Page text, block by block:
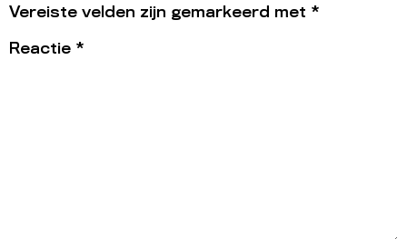
Vereiste velden zijn gemarkeerd met *
Reactie *